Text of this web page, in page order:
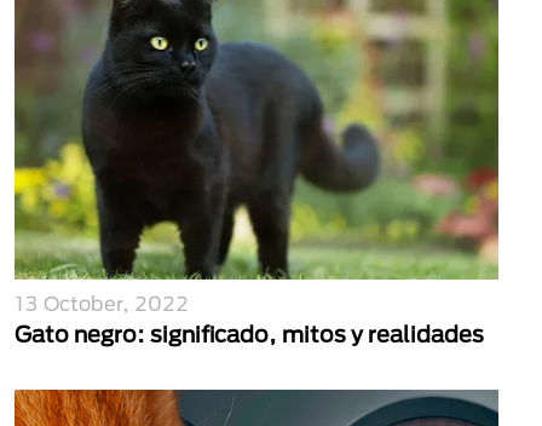
13 October, 2022
Gato negro: significado, mitos y realidades